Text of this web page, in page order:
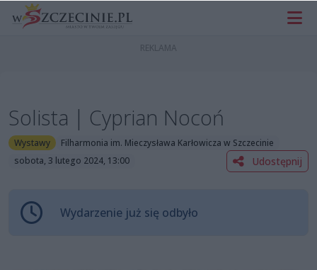
Solista | Cyprian Nocoń
Wystawy
Filharmonia im. Mieczysława Karłowicza w Szczecinie
sobota, 3 lutego 2024, 13:00
Udostępnij
Wydarzenie już się odbyło